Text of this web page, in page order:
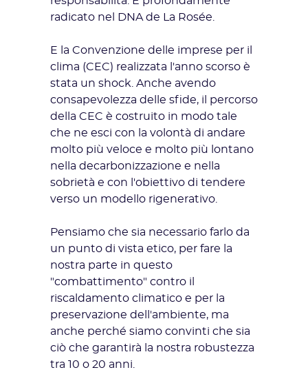
radicato nel DNA de La Rosée.
E la Convenzione delle imprese per il
clima (CEC) realizzata l'anno scorso è
stata un shock. Anche avendo
consapevolezza delle sfide, il percorso
della CEC è costruito in modo tale
che ne esci con la volontà di andare
molto più veloce e molto più lontano
nella decarbonizzazione e nella
sobrietà e con l'obiettivo di tendere
verso un modello rigenerativo.
Pensiamo che sia necessario farlo da
un punto di vista etico, per fare la
nostra parte in questo
"combattimento" contro il
riscaldamento climatico e per la
preservazione dell'ambiente, ma
anche perché siamo convinti che sia
ciò che garantirà la nostra robustezza
tra 10 o 20 anni.